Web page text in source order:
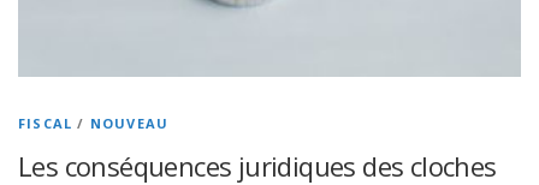
FISCAL / NOUVEAU
Les conséquences juridiques des cloches